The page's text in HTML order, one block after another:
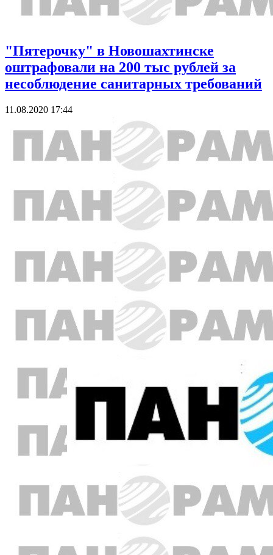
"Пятерочку" в Новошахтинске
оштрафовали на 200 тыс рублей за
несоблюдение санитарных требований
11.08.2020 17:44